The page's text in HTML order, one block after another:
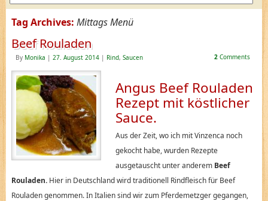
Tag Archives: Mittags Menü
Beef Rouladen
By Monika | 27. August 2014 | Rind, Saucen 2 Comments
Angus Beef Rouladen
Rezept mit köstlicher
Sauce.
Aus der Zeit, wo ich mit Vinzenca noch
gekocht habe, wurden Rezepte
ausgetauscht unter anderem Beef
Rouladen. Hier in Deutschland wird traditionell Rindfleisch für Beef
Rouladen genommen. In Italien sind wir zum Pferdemetzger gegangen,